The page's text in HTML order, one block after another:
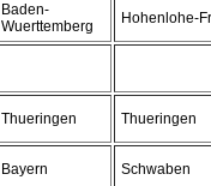
Baden-
Wuerttemberg
Hohenlohe-
Thueringen Thueringen
Bayern Schwaben